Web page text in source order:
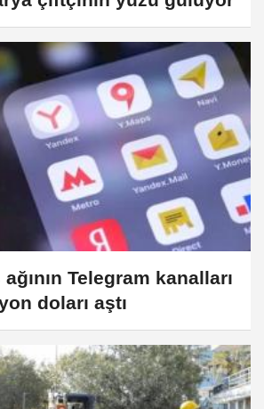
Telegram kanalları
doları aştı